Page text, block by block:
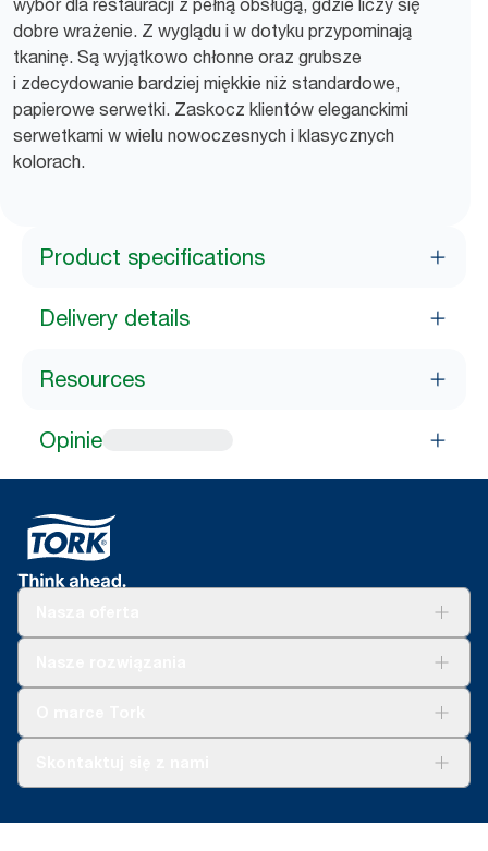
wybór dla restauracji z pełną obsługą, gdzie liczy się
dobre wrażenie. Z wyglądu i w dotyku przypominają
tkaninę. Są wyjątkowo chłonne oraz grubsze
i zdecydowanie bardziej miękkie niż standardowe,
papierowe serwetki. Zaskocz klientów eleganckimi
serwetkami w wielu nowoczesnych i klasycznych
kolorach.
Product specifications
Delivery details
Resources
Opinie
Reklamacja produktu
Przedstawiciele handlowi